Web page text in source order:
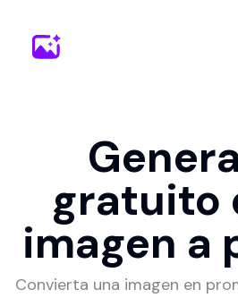
gratuito
imagen a
Convierta una imagen en